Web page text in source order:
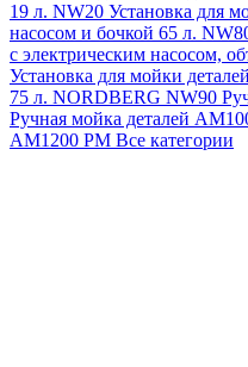
19 л. NW20 Установка для
насосом и бочкой 65 л.
с электрическим насосом,
Установка для мойки
75 л. NORDBERG NW90
Ручная мойка деталей
АМ1200 РМ Все категории